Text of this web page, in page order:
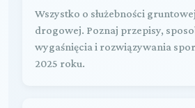
Wszystko o służebności
drogowej. Poznaj przepisy,
wygaśnięcia i rozwiązywania
2025 roku.